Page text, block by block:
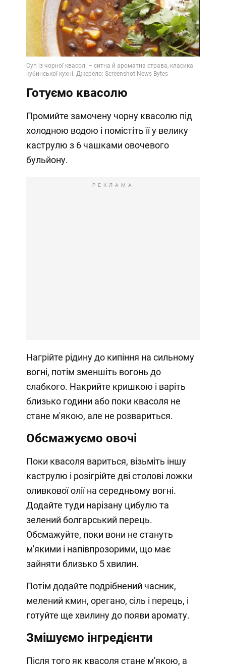
Готуємо квасолю
Промийте замочену чорну квасолю під
холодною водою і помістіть її у велику
каструлю з 6 чашками овочевого
бульйону.
РЕКЛАМА
Нагрійте рідину до кипіння на сильному
вогні, потім зменшіть вогонь до
слабкого. Накрийте кришкою і варіть
близько години або поки квасоля не
стане м'якою, але не розвариться.
Обсмажуємо овочі
Поки квасоля вариться, візьміть іншу
каструлю і розігрійте дві столові ложки
оливкової олії на середньому вогні.
Додайте туди нарізану цибулю та
зелений болгарський перець.
Обсмажуйте, поки вони не стануть
м'якими і напівпрозорими, що має
зайняти близько 5 хвилин.
Потім додайте подрібнений часник,
мелений кмин, орегано, сіль і перець, і
готуйте ще хвилину до появи аромату.
Змішуємо інгредієнти
Після того як квасоля стане м'якою, а